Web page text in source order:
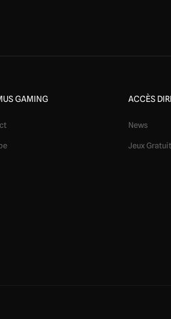
GAMING ACCÈS
News
Jeux